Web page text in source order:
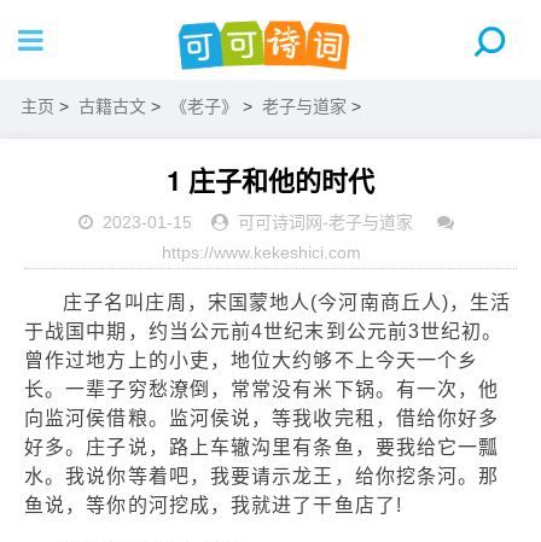
主页 > 古籍古文 > 《老子》 > 老子与道家 >
1 庄子和他的时代
2023-01-15 可可诗词网-老子与道家
https://www.kekeshici.com
庄子名叫庄周，宋国蒙地人(今河南商丘人)，生活
于战国中期，约当公元前4世纪末到公元前3世纪初。
曾作过地方上的小吏，地位大约够不上今天一个乡
长。一辈子穷愁潦倒，常常没有米下锅。有一次，他
向监河侯借粮。监河侯说，等我收完租，借给你好多
好多。庄子说，路上车辙沟里有条鱼，要我给它一瓢
水。我说你等着吧，我要请示龙王，给你挖条河。那
鱼说，等你的河挖成，我就进了干鱼店了!